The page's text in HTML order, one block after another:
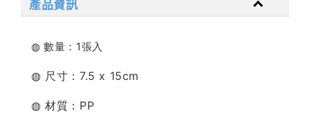
產品資訊
◍ 數量：1張入
◍ 尺寸：7.5 x 15cm
◍ 材質：PP